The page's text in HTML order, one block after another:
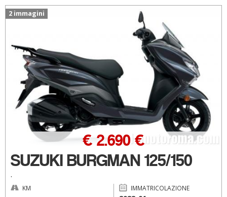
2 immagini
SUZUKI BURGMAN 125/150
.
€ 2.690 €
KM IMMATRICOLAZIONE